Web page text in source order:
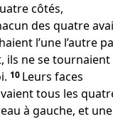
côtés,
des quatre
l’une l’autre
ils ne se tournaient
10 Leurs faces
tous les
à gauche, et une